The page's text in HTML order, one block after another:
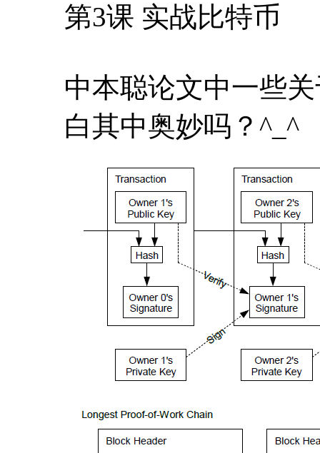
第3课 实战比特币
中本聪论文中一些
白其中奥妙吗？^_^